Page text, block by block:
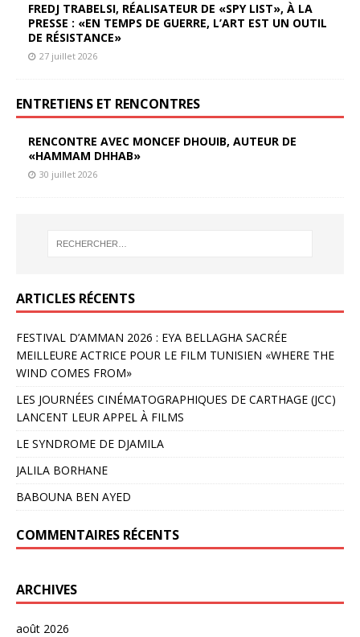
FREDJ TRABELSI, RÉALISATEUR DE «SPY LIST», À LA
PRESSE : «EN TEMPS DE GUERRE, L’ART EST UN OUTIL
DE RÉSISTANCE»
27 juillet 2026
ENTRETIENS ET RENCONTRES
RENCONTRE AVEC MONCEF DHOUIB, AUTEUR DE
«HAMMAM DHHAB»
30 juillet 2026
ARTICLES RÉCENTS
FESTIVAL D’AMMAN 2026 : EYA BELLAGHA SACRÉE
MEILLEURE ACTRICE POUR LE FILM TUNISIEN «WHERE THE
WIND COMES FROM»
LES JOURNÉES CINÉMATOGRAPHIQUES DE CARTHAGE (JCC)
LANCENT LEUR APPEL À FILMS
LE SYNDROME DE DJAMILA
JALILA BORHANE
BABOUNA BEN AYED
COMMENTAIRES RÉCENTS
ARCHIVES
août 2026